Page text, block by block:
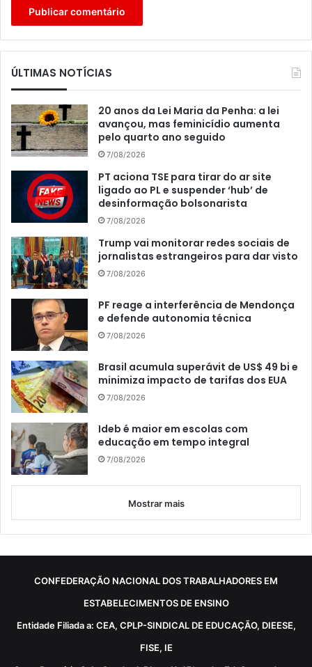
ÚLTIMAS NOTÍCIAS
20 anos da Lei Maria da Penha: a lei
avançou, mas feminicídio aumenta
pelo quarto ano seguido
7/08/2026
PT aciona TSE para tirar do ar site
ligado ao PL e suspender ‘hub’ de
desinformação bolsonarista
7/08/2026
Trump vai monitorar redes sociais de
jornalistas estrangeiros para dar visto
7/08/2026
PF reage a interferência de Mendonça
e defende autonomia técnica
7/08/2026
Brasil acumula superávit de US$ 49 bi e
minimiza impacto de tarifas dos EUA
7/08/2026
Ideb é maior em escolas com
educação em tempo integral
7/08/2026
Mostrar mais
CONFEDERAÇÃO NACIONAL DOS TRABALHADORES EM
ESTABELECIMENTOS DE ENSINO
Entidade Filiada a: CEA, CPLP-SINDICAL DE EDUCAÇÃO, DIEESE,
FISE, IE